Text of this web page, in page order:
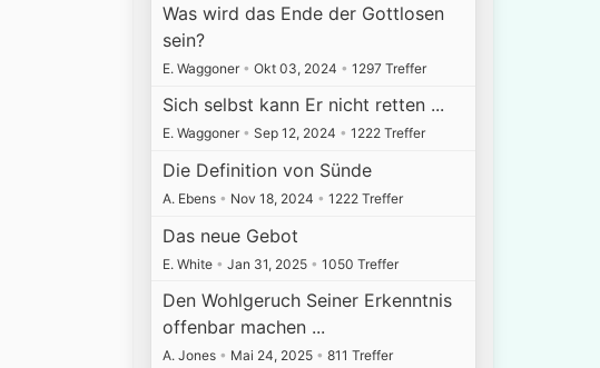
Was wird das Ende der Gottlosen
sein?
E. Waggoner • Okt 03, 2024 • 1297 Treffer
Sich selbst kann Er nicht retten ...
E. Waggoner • Sep 12, 2024 • 1222 Treffer
Die Definition von Sünde
A. Ebens • Nov 18, 2024 • 1222 Treffer
Das neue Gebot
E. White • Jan 31, 2025 • 1050 Treffer
Den Wohlgeruch Seiner Erkenntnis
offenbar machen ...
A. Jones • Mai 24, 2025 • 811 Treffer